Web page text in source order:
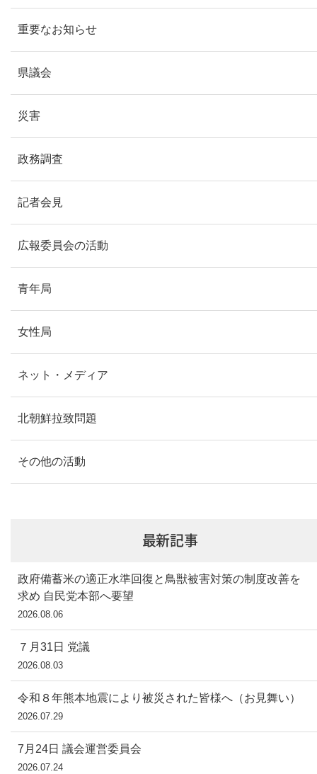
重要なお知らせ
県議会
災害
政務調査
記者会見
広報委員会の活動
青年局
女性局
ネット・メディア
北朝鮮拉致問題
その他の活動
最新記事
政府備蓄米の適正水準回復と鳥獣被害対策の制度改善を
求め 自民党本部へ要望
2026.08.06
７月31日 党議
2026.08.03
令和８年熊本地震により被災された皆様へ（お見舞い）
2026.07.29
7月24日 議会運営委員会
2026.07.24